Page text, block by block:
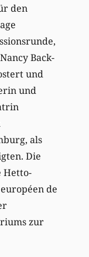
den
Back-
und
und
als
Die
Hetto-
de
zur